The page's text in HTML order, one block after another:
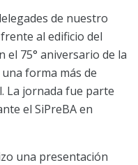
de nuestro
al edificio del
el 75° aniversario de la
forma más de
La jornada fue parte
el SiPreBA en
una presentación